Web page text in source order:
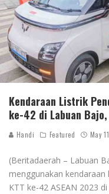
Kendaraan Listrik
ke-42 di Labuan Bajo,
Handi Featured May
(Beritadaerah – Labuan
menggunakan
KTT ke-42 ASEAN 2023